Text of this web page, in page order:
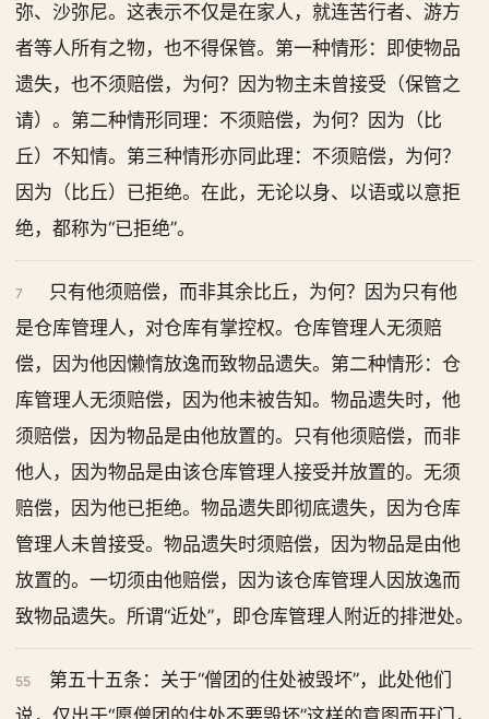
弥、沙弥尼。这表示不仅是在家人，就连苦行者、游方
者等人所有之物，也不得保管。第一种情形：即使物品
遗失，也不须赔偿，为何？因为物主未曾接受（保管之
请）。第二种情形同理：不须赔偿，为何？因为（比
丘）不知情。第三种情形亦同此理：不须赔偿，为何？
因为（比丘）已拒绝。在此，无论以身、以语或以意拒
绝，都称为“已拒绝”。
7
只有他须赔偿，而非其余比丘，为何？因为只有他
是仓库管理人，对仓库有掌控权。仓库管理人无须赔
偿，因为他因懒惰放逸而致物品遗失。第二种情形：仓
库管理人无须赔偿，因为他未被告知。物品遗失时，他
须赔偿，因为物品是由他放置的。只有他须赔偿，而非
他人，因为物品是由该仓库管理人接受并放置的。无须
赔偿，因为他已拒绝。物品遗失即彻底遗失，因为仓库
管理人未曾接受。物品遗失时须赔偿，因为物品是由他
放置的。一切须由他赔偿，因为该仓库管理人因放逸而
致物品遗失。所谓“近处”，即仓库管理人附近的排泄处。
55
第五十五条：关于“僧团的住处被毁坏”，此处他们